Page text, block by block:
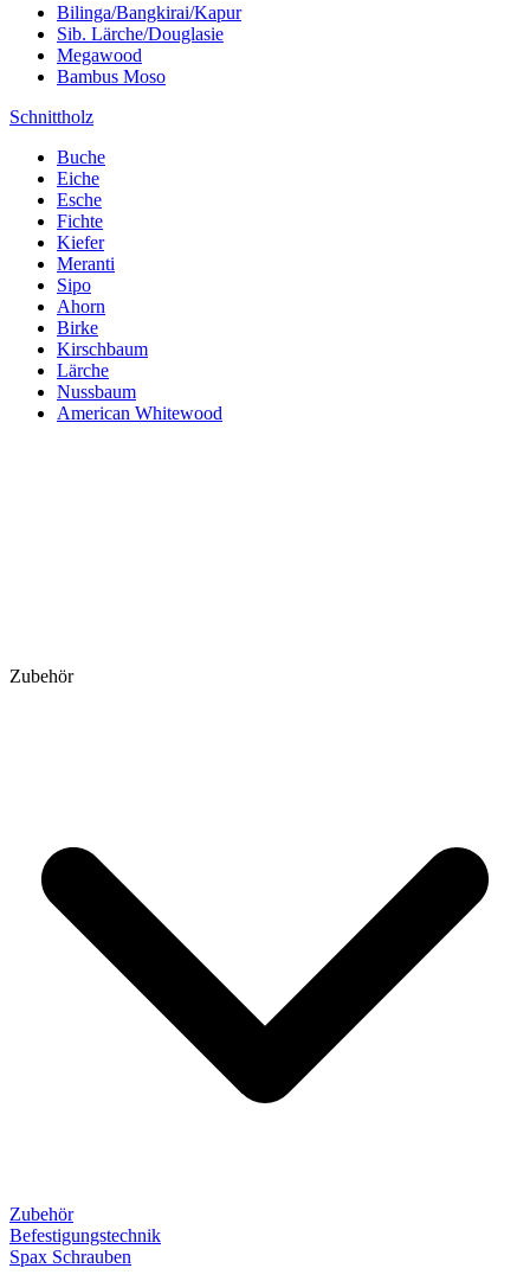
Bilinga/Bangkirai/Kapur
Sib. Lärche/Douglasie
Megawood
Bambus Moso
Schnittholz
Buche
Eiche
Esche
Fichte
Kiefer
Meranti
Sipo
Ahorn
Birke
Kirschbaum
Lärche
Nussbaum
American Whitewood
Zubehör
Zubehör
Befestigungstechnik
Spax Schrauben